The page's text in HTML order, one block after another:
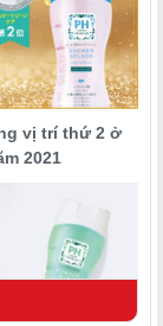
vị trí thứ 2 ở
2021